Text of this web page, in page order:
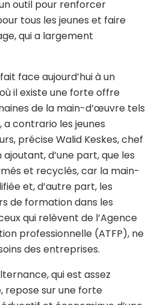
outil pour renforcer
tous les jeunes et faire
qui a largement
face aujourd’hui à un
il existe une forte offre
de la main-d’œuvre tels
contrario les jeunes
précise Walid Keskes, chef
ajoutant, d’une part, que les
et recyclés, car la main-
et, d’autre part, les
de formation dans les
qui relèvent de l’Agence
professionnelle (ATFP), ne
des entreprises.
qui est assez
repose sur une forte